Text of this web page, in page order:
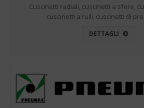
Cuscinetti radiali, cuscinetti a sfere,
cuscinetti a rulli, cuscinetti di
DETTAGLI